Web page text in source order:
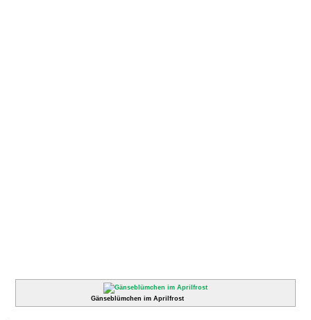
Gänseblümchen im Aprilfrost